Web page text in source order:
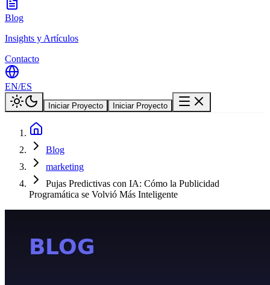
Blog
Insights y Artículos
Contacto
EN/ES
Iniciar Proyecto Iniciar Proyecto
Blog
marketing
Pujas Predictivas con IA: Cómo la Publicidad
Programática se Volvió Más Inteligente